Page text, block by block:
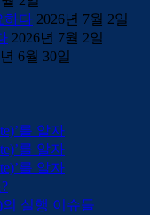
하다 2026년 7월 2일
2026년 7월 2일
6월 30일
를 알자
를 알자
를 알자
의 실행 이슈들